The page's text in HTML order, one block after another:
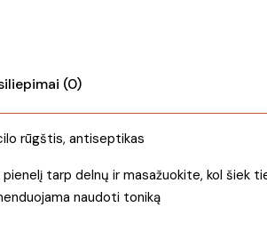
(0)
rūgštis, antiseptikas
tarp delnų ir masažuokite, kol
naudoti toniką